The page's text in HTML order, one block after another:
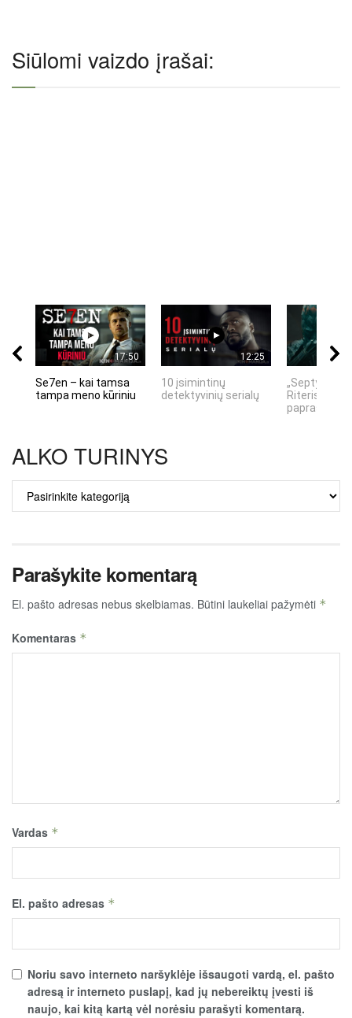
Siūlomi vaizdo įrašai:
17:50
Se7en – kai tamsa
tampa meno kūriniu
12:25
10 įsimintinų
detektyvinių serialų
„Septynių
Riteris" – kai
ALKO TURINYS
ALKO
TURINYS
Parašykite komentarą
El. pašto adresas nebus skelbiamas. Būtini laukeliai pažymėti *
Komentaras *
Vardas *
El. pašto adresas *
Noriu savo interneto naršyklėje išsaugoti vardą, el. pašto
adresą ir interneto puslapį, kad jų nebereiktų įvesti iš
naujo, kai kitą kartą vėl norėsiu parašyti komentarą.